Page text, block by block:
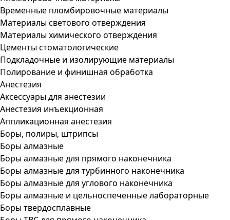
Временные пломбировочные материалы
Материалы светового отверждения
Материалы химического отверждения
Цементы стоматологические
Подкладочные и изолирующие материалы
Полирование и финишная обработка
Анестезия
Аксессуары для анестезии
Анестезия инъекционная
Аппликационная анестезия
Боры, полиры, штрипсы
Боры алмазные
Боры алмазные для прямого наконечника
Боры алмазные для турбинного наконечника
Боры алмазные для углового наконечника
Боры алмазные и цельноспеченные лабораторные
Боры твердосплавные